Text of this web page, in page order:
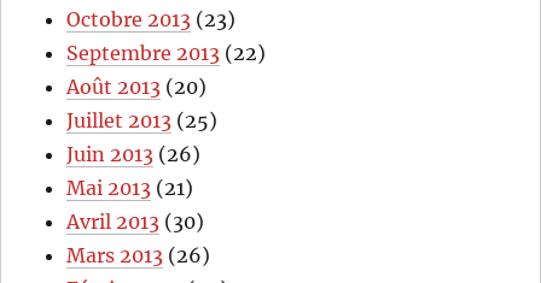
Octobre 2013 (23)
Septembre 2013 (22)
Août 2013 (20)
Juillet 2013 (25)
Juin 2013 (26)
Mai 2013 (21)
Avril 2013 (30)
Mars 2013 (26)